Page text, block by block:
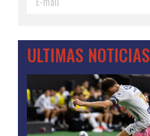
ULTIMAS NOTICIAS